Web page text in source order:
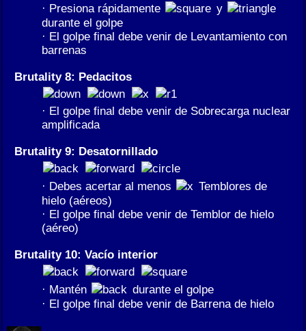
· Presiona rápidamente
y
durante el golpe
· El golpe final debe venir de Levantamiento con
barrenas
Brutality 8: Pedacitos
· El golpe final debe venir de Sobrecarga nuclear
amplificada
Brutality 9: Desatornillado
· Debes acertar al menos
Temblores de
hielo (aéreos)
· El golpe final debe venir de Temblor de hielo
(aéreo)
Brutality 10: Vacío interior
· Mantén
durante el golpe
· El golpe final debe venir de Barrena de hielo